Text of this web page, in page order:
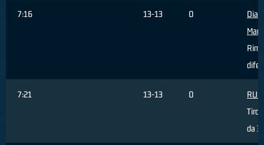
7:16 13-13 0
Dia
7:21 13-13 0
Tiro
da 3